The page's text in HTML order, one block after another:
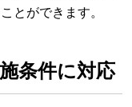
とができます。
条件に対応